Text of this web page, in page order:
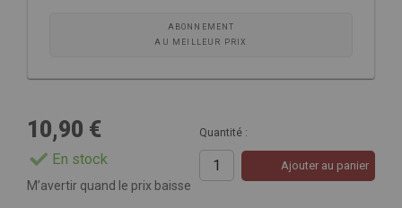
ABONNEMENT
AU MEILLEUR PRIX
10,90 €
En stock
Quantité :
Ajouter au panier
M’avertir quand le prix baisse